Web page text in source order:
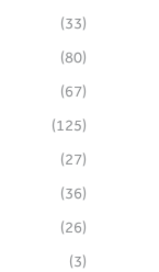
(33)
(80)
(67)
(125)
(27)
(36)
(26)
(3)